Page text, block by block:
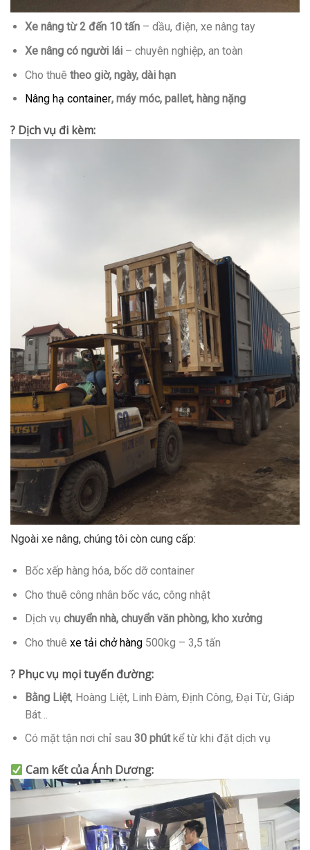
Xe nâng từ 2 đến 10 tấn– dầu, điện, xe nâng tay
Xe nâng có người lái– chuyên nghiệp, an toàn
Cho thuê theo giờ, ngày, dài hạn
Nâng hạ container, máy móc, pallet, hàng nặng
? Dịch vụ đi kèm:
Ngoài xe nâng, chúng tôi còn cung cấp:
Bốc xếp hàng hóa, bốc dỡ container
Cho thuê công nhân bốc vác, công nhật
Dịch vụ chuyển nhà, chuyển văn phòng, kho xưởng
Cho thuê xe tải chở hàng500kg – 3,5 tấn
? Phục vụ mọi tuyến đường:
Bằng Liệt, Hoàng Liệt, Linh Đàm, Định Công, Đại Từ, Giáp
Bát…
Có mặt tận nơi chỉ sau 30 phútkể từ khi đặt dịch vụ
Cam kết của Ánh Dương: